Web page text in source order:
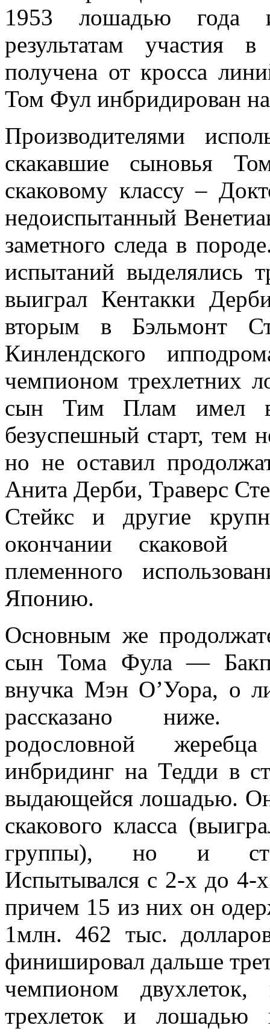
1953 лошадью года
результатам участия
получена от кросса
Том Фул инбридирован
Производителями
скакавшие сыновья
скаковому классу –
недоиспытанный
заметного следа в
испытаний
выиграл Кентакки
вторым в Бэльмонт
Кинлендского
чемпионом трехлетних
сын Тим Плам имел в
безуспешный старт, тем
но не оставил
Анита Дерби, Траверс
Стейкс и другие
окончании
племенного
Японию.
Основным же
сын Тома Фула —
внучка Мэн О’Уора, о
рассказано ниже.
родословной
инбридинг на Тедди в
выдающейся лошадью.
скакового класса
группы), но и
Испытывался с 2-х до 4-
причем 15 из них он
1млн. 462 тыс.
финишировал дальше
чемпионом
трехлеток и